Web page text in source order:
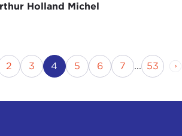
Holland Michel
Página
2 Página
3 Página actual
4 Página
5 Página
6 Página
7 ... 53